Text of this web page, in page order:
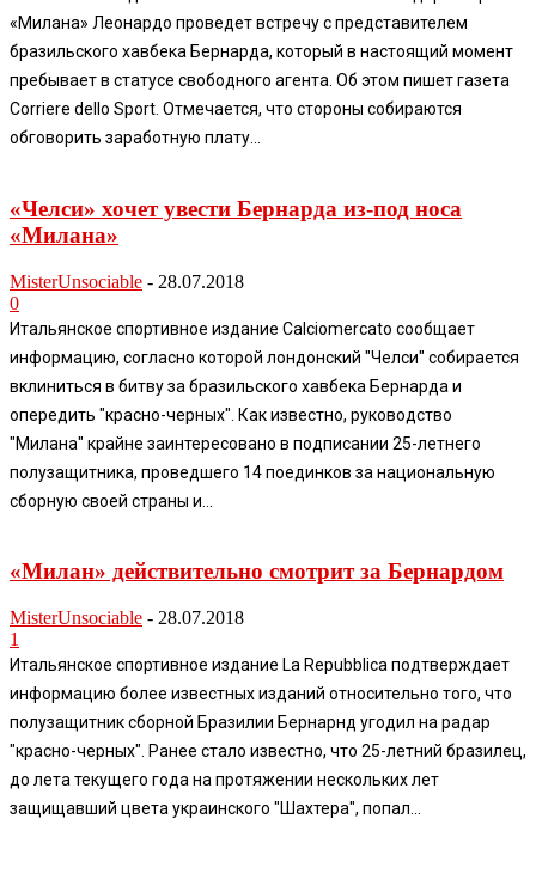
«Милана» Леонардо проведет встречу с представителем
бразильского хавбека Бернарда, который в настоящий момент
пребывает в статусе свободного агента. Об этом пишет газета
Corriere dello Sport. Отмечается, что стороны собираются
обговорить заработную плату...
«Челси» хочет увести Бернарда из-под носа
«Милана»
MisterUnsociable - 28.07.2018
0
Итальянское спортивное издание Calciomercato сообщает
информацию, согласно которой лондонский "Челси" собирается
вклиниться в битву за бразильского хавбека Бернарда и
опередить "красно-черных". Как известно, руководство
"Милана" крайне заинтересовано в подписании 25-летнего
полузащитника, проведшего 14 поединков за национальную
сборную своей страны и...
«Милан» действительно смотрит за Бернардом
MisterUnsociable - 28.07.2018
1
Итальянское спортивное издание La Repubblica подтверждает
информацию более известных изданий относительно того, что
полузащитник сборной Бразилии Бернарнд угодил на радар
"красно-черных". Ранее стало известно, что 25-летний бразилец,
до лета текущего года на протяжении нескольких лет
защищавший цвета украинского "Шахтера", попал...